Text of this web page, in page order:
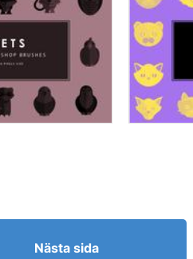
Nästa sida